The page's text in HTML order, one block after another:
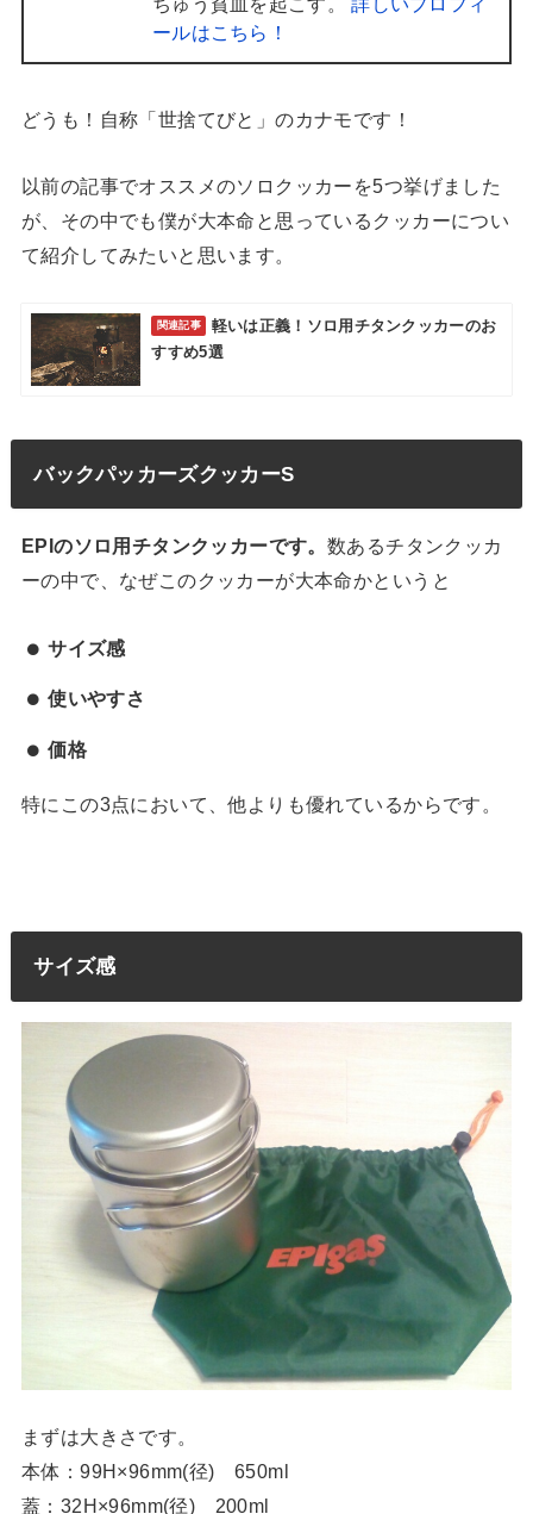
ールはこちら！
どうも！自称「世捨てびと」のカナモです！
以前の記事でオススメのソロクッカーを5つ挙げました
が、その中でも僕が大本命と思っているクッカーについ
て紹介してみたいと思います。
軽いは正義！ソロ用チタンクッカーのお
すすめ5選
バックパッカーズクッカーS
EPIのソロ用チタンクッカーです。 数あるチタンクッカ
ーの中で、なぜこのクッカーが大本命かというと
サイズ感
使いやすさ
価格
特にこの3点において、他よりも優れているからです。
サイズ感
まずは大きさです。
本体：99H×96mm(径) 650ml
蓋：32H×96mm(径) 200ml